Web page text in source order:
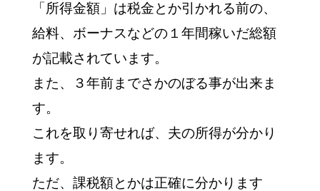
「所得金額」は税金とか引かれる前の、
給料、ボーナスなどの１年間稼いだ総額
が記載されています。
また、３年前までさかのぼる事が出来ま
す。
これを取り寄せれば、夫の所得が分かり
ます。
ただ、課税額とかは正確に分かります